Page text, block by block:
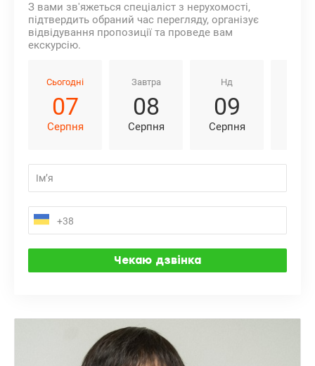
З вами зв'яжеться спеціаліст з нерухомості,
підтвердить обраний час перегляду, організує
відвідування пропозиції та проведе вам
екскурсію.
Сьогодні
07
Серпня
Завтра
08
Серпня
Нд
09
Серпня